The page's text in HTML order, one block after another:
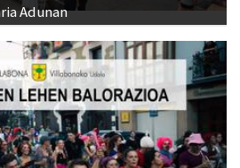
Adunan